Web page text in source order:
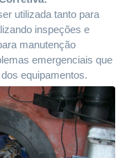
utilizada tanto para
inspeções e
manutenção
emergenciais que
equipamentos.